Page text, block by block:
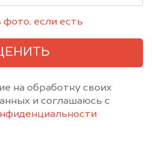
если есть
на обработку своих
и соглашаюсь с